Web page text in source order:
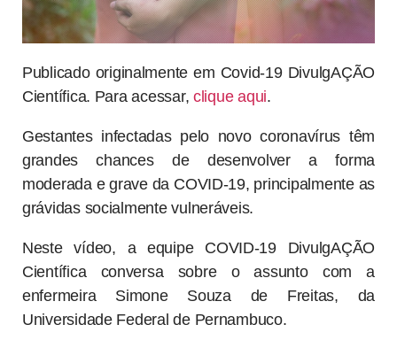
Publicado originalmente em Covid-19 DivulgAÇÃO
Científica. Para acessar, clique aqui.
Gestantes infectadas pelo novo coronavírus têm
grandes chances de desenvolver a forma
moderada e grave da COVID-19, principalmente as
grávidas socialmente vulneráveis.
Neste vídeo, a equipe COVID-19 DivulgAÇÃO
Científica conversa sobre o assunto com a
enfermeira Simone Souza de Freitas, da
Universidade Federal de Pernambuco.